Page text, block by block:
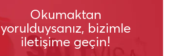
Okumaktan
yorulduysanız, bizimle
iletişime geçin!